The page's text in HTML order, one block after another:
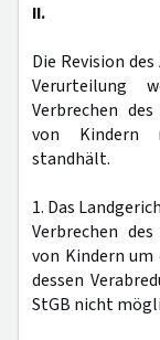
II.
Die Revision
Verurteilung
Verbrechen
von Kindern
standhält.
1. Das
Verbrechen
von Kindern
dessen
StGB nicht